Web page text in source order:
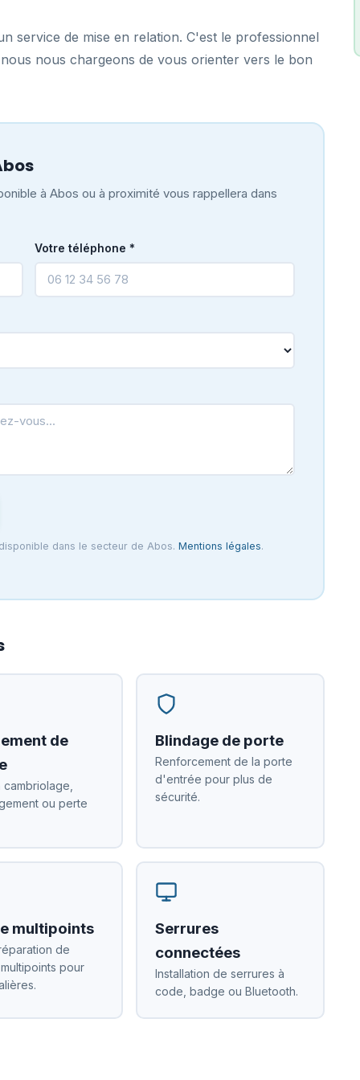
service de mise en relation. C'est le professionnel
nous chargeons de vous orienter vers le bon
à Abos ou à proximité vous rappellera dans
Votre téléphone *
dans le secteur de Abos. Mentions légales.
de
ou perte
Blindage de porte
Renforcement de la porte
d'entrée pour plus de
sécurité.
multipoints
de
pour
Serrures
connectées
Installation de serrures à
code, badge ou Bluetooth.